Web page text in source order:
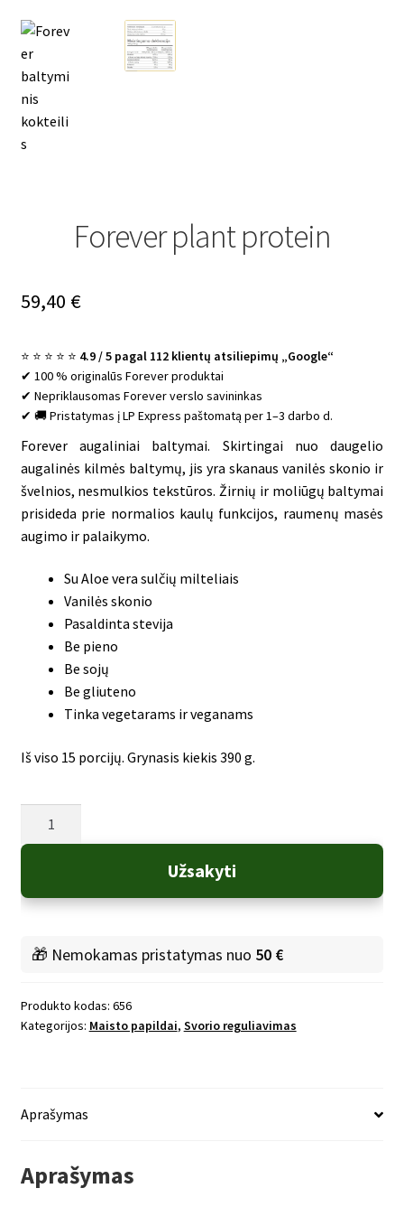
Forever plant protein
59,40 €
⭐ ⭐ ⭐ ⭐ ⭐ 4.9 / 5 pagal 112 klientų atsiliepimų „Google“
✔ 100 % originalūs Forever produktai
✔ Nepriklausomas Forever verslo savininkas
✔ 🚚 Pristatymas į LP Express paštomatą per 1–3 darbo d.
Forever augaliniai baltymai. Skirtingai nuo
daugelio
augalinės kilmės baltymų, jis yra skanaus vanilės skonio ir
švelnios, nesmulkios tekstūros. Žirnių ir moliūgų baltymai
prisideda prie normalios kaulų funkcijos, raumenų masės
augimo ir palaikymo.
Su Aloe vera sulčių milteliais
Vanilės skonio
Pasaldinta stevija
Be pieno
Be sojų
Be gliuteno
Tinka vegetarams ir veganams
Iš viso 15 porcijų. Grynasis kiekis 390 g.
protein
Užsakyti
🎁 Nemokamas pristatymas nuo 50 €
Produkto kodas: 656
Kategorijos: Maisto papildai, Svorio reguliavimas
Aprašymas
Aprašymas